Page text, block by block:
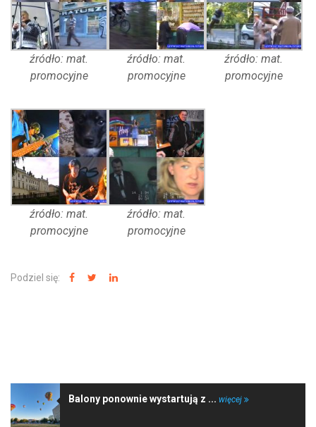
źródło: mat.
promocyjne
źródło: mat.
promocyjne
źródło: mat.
promocyjne
źródło: mat.
promocyjne
źródło: mat.
promocyjne
Podziel się:
Balony ponownie wystartują z ... więcej